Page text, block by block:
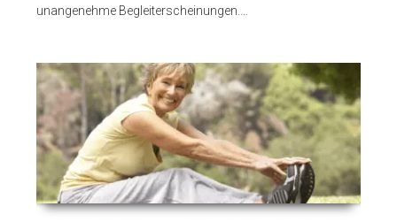
unangenehme Begleiterscheinungen.…